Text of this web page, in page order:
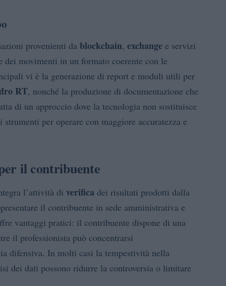
provenienti da blockchain, exchange e servizi
dei movimenti in un formato coerente con le
vi è la generazione di report e moduli utili per
RT, nonché la produzione di documentazione che
di un approccio dove la tecnologia non sostituisce
per operare con maggiore accuratezza e
il contribuente
l’attività di verifica dei risultati prodotti dalla
il contribuente in sede amministrativa e
vantaggi pratici: il contribuente dispone di una
il professionista può concentrarsi
difensiva. In molti casi la tempestività nella
dei dati possono ridurre la controversia o limitare